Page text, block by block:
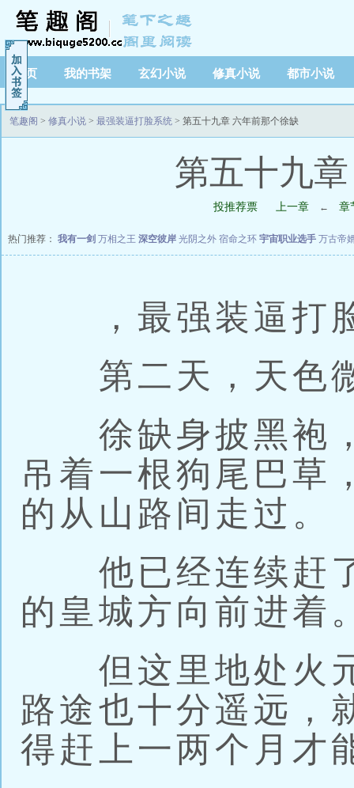
首页 我的书架 玄幻小说 修真小说 都市小说
笔趣阁 > 修真小说 > 最强装逼打脸系统 > 第五十九章 六年前那个徐缺
第五十九
投推荐票 上一章 ← 章
热门推荐： 我有一剑 万相之王 深空彼岸 光阴之外 宿命之环 宇宙职业选手 万古帝
，最强装逼打
第二天，天色
徐缺身披黑袍，
吊着一根狗尾巴草
的从山路间走过。
他已经连续赶了
的皇城方向前进着
但这里地处火元
路途也十分遥远，
得赶上一两个月才